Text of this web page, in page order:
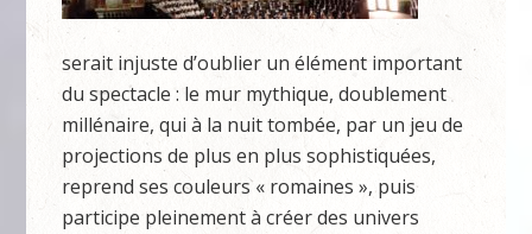
serait injuste d’oublier un élément important
du spectacle : le mur mythique, doublement
millénaire, qui à la nuit tombée, par un jeu de
projections de plus en plus sophistiquées,
reprend ses couleurs « romaines », puis
participe pleinement à créer des univers